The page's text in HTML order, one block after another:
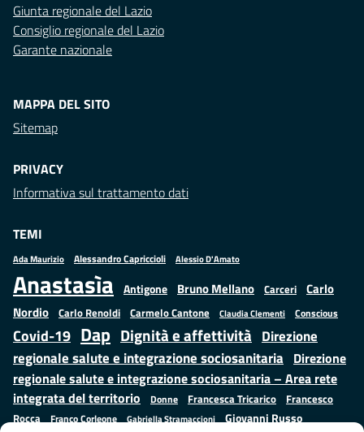
Giunta regionale del Lazio
Consiglio regionale del Lazio
Garante nazionale
MAPPA DEL SITO
Sitemap
PRIVACY
Informativa sul trattamento dati
TEMI
Ada Maurizio Alessandro Capriccioli Alessio D'Amato
Anastasìa Antigone Bruno Mellano Carceri
Carlo
Nordio Carlo Renoldi Carmelo Cantone Claudia Clementi Conscious
Covid-19 Dap Dignità e affettività Direzione
regionale salute e integrazione sociosanitaria Direzione
regionale salute e integrazione sociosanitaria – Area rete
integrata del territorio
Donne Francesca Tricarico
Francesco
Rocca
Franco Corleone Gabriella Stramaccioni Giovanni Russo